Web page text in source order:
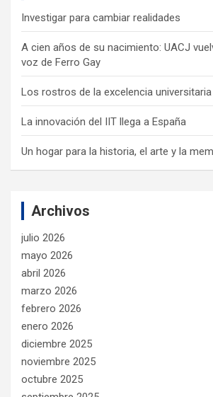
Investigar para cambiar realidades
A cien años de su nacimiento: UACJ
voz de Ferro Gay
Los rostros de la excelencia universitaria
La innovación del IIT llega a España
Un hogar para la historia, el arte y la
Archivos
julio 2026
mayo 2026
abril 2026
marzo 2026
febrero 2026
enero 2026
diciembre 2025
noviembre 2025
octubre 2025